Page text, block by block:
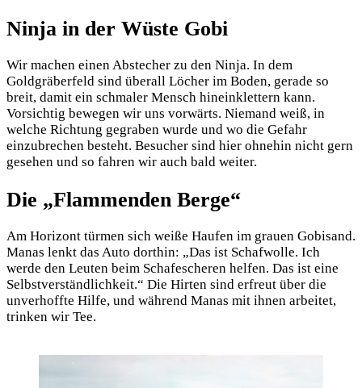
Ninja in der Wüste Gobi
Wir machen einen Abstecher zu den Ninja. In dem
Goldgräberfeld sind überall Löcher im Boden, gerade so
breit, damit ein schmaler Mensch hineinklettern kann.
Vorsichtig bewegen wir uns vorwärts. Niemand weiß, in
welche Richtung gegraben wurde und wo die Gefahr
einzubrechen besteht. Besucher sind hier ohnehin nicht gern
gesehen und so fahren wir auch bald weiter.
Die „Flammenden Berge“
Am Horizont türmen sich weiße Haufen im grauen Gobisand.
Manas lenkt das Auto dorthin: „Das ist Schafwolle. Ich
werde den Leuten beim Schafescheren helfen. Das ist eine
Selbstverständlichkeit.“ Die Hirten sind erfreut über die
unverhoffte Hilfe, und während Manas mit ihnen arbeitet,
trinken wir Tee.